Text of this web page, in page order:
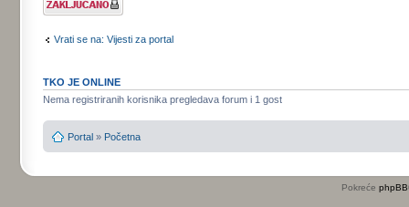
zaključana
Vrati se na: Vijesti za portal
TKO JE ONLINE
Nema registriranih korisnika pregledava forum i 1 gost
Portal » Početna
Pokreće phpBB